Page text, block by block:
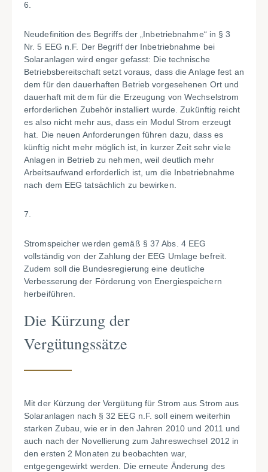
6.
Neudefinition des Begriffs der „Inbetriebnahme“ in § 3
Nr. 5 EEG n.F. Der Begriff der Inbetriebnahme bei
Solaranlagen wird enger gefasst: Die technische
Betriebsbereitschaft setzt voraus, dass die Anlage fest an
dem für den dauerhaften Betrieb vorgesehenen Ort und
dauerhaft mit dem für die Erzeugung von Wechselstrom
erforderlichen Zubehör installiert wurde. Zukünftig reicht
es also nicht mehr aus, dass ein Modul Strom erzeugt
hat. Die neuen Anforderungen führen dazu, dass es
künftig nicht mehr möglich ist, in kurzer Zeit sehr viele
Anlagen in Betrieb zu nehmen, weil deutlich mehr
Arbeitsaufwand erforderlich ist, um die Inbetriebnahme
nach dem EEG tatsächlich zu bewirken.
7.
Stromspeicher werden gemäß § 37 Abs. 4 EEG
vollständig von der Zahlung der EEG Umlage befreit.
Zudem soll die Bundesregierung eine deutliche
Verbesserung der Förderung von Energiespeichern
herbeiführen.
Die Kürzung der
Vergütungssätze
Mit der Kürzung der Vergütung für Strom aus Strom aus
Solaranlagen nach § 32 EEG n.F. soll einem weiterhin
starken Zubau, wie er in den Jahren 2010 und 2011 und
auch nach der Novellierung zum Jahreswechsel 2012 in
den ersten 2 Monaten zu beobachten war,
entgegengewirkt werden. Die erneute Änderung des